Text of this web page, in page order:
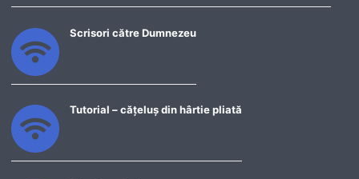
Scrisori către Dumnezeu
Tutorial – cățeluș din hârtie pliată